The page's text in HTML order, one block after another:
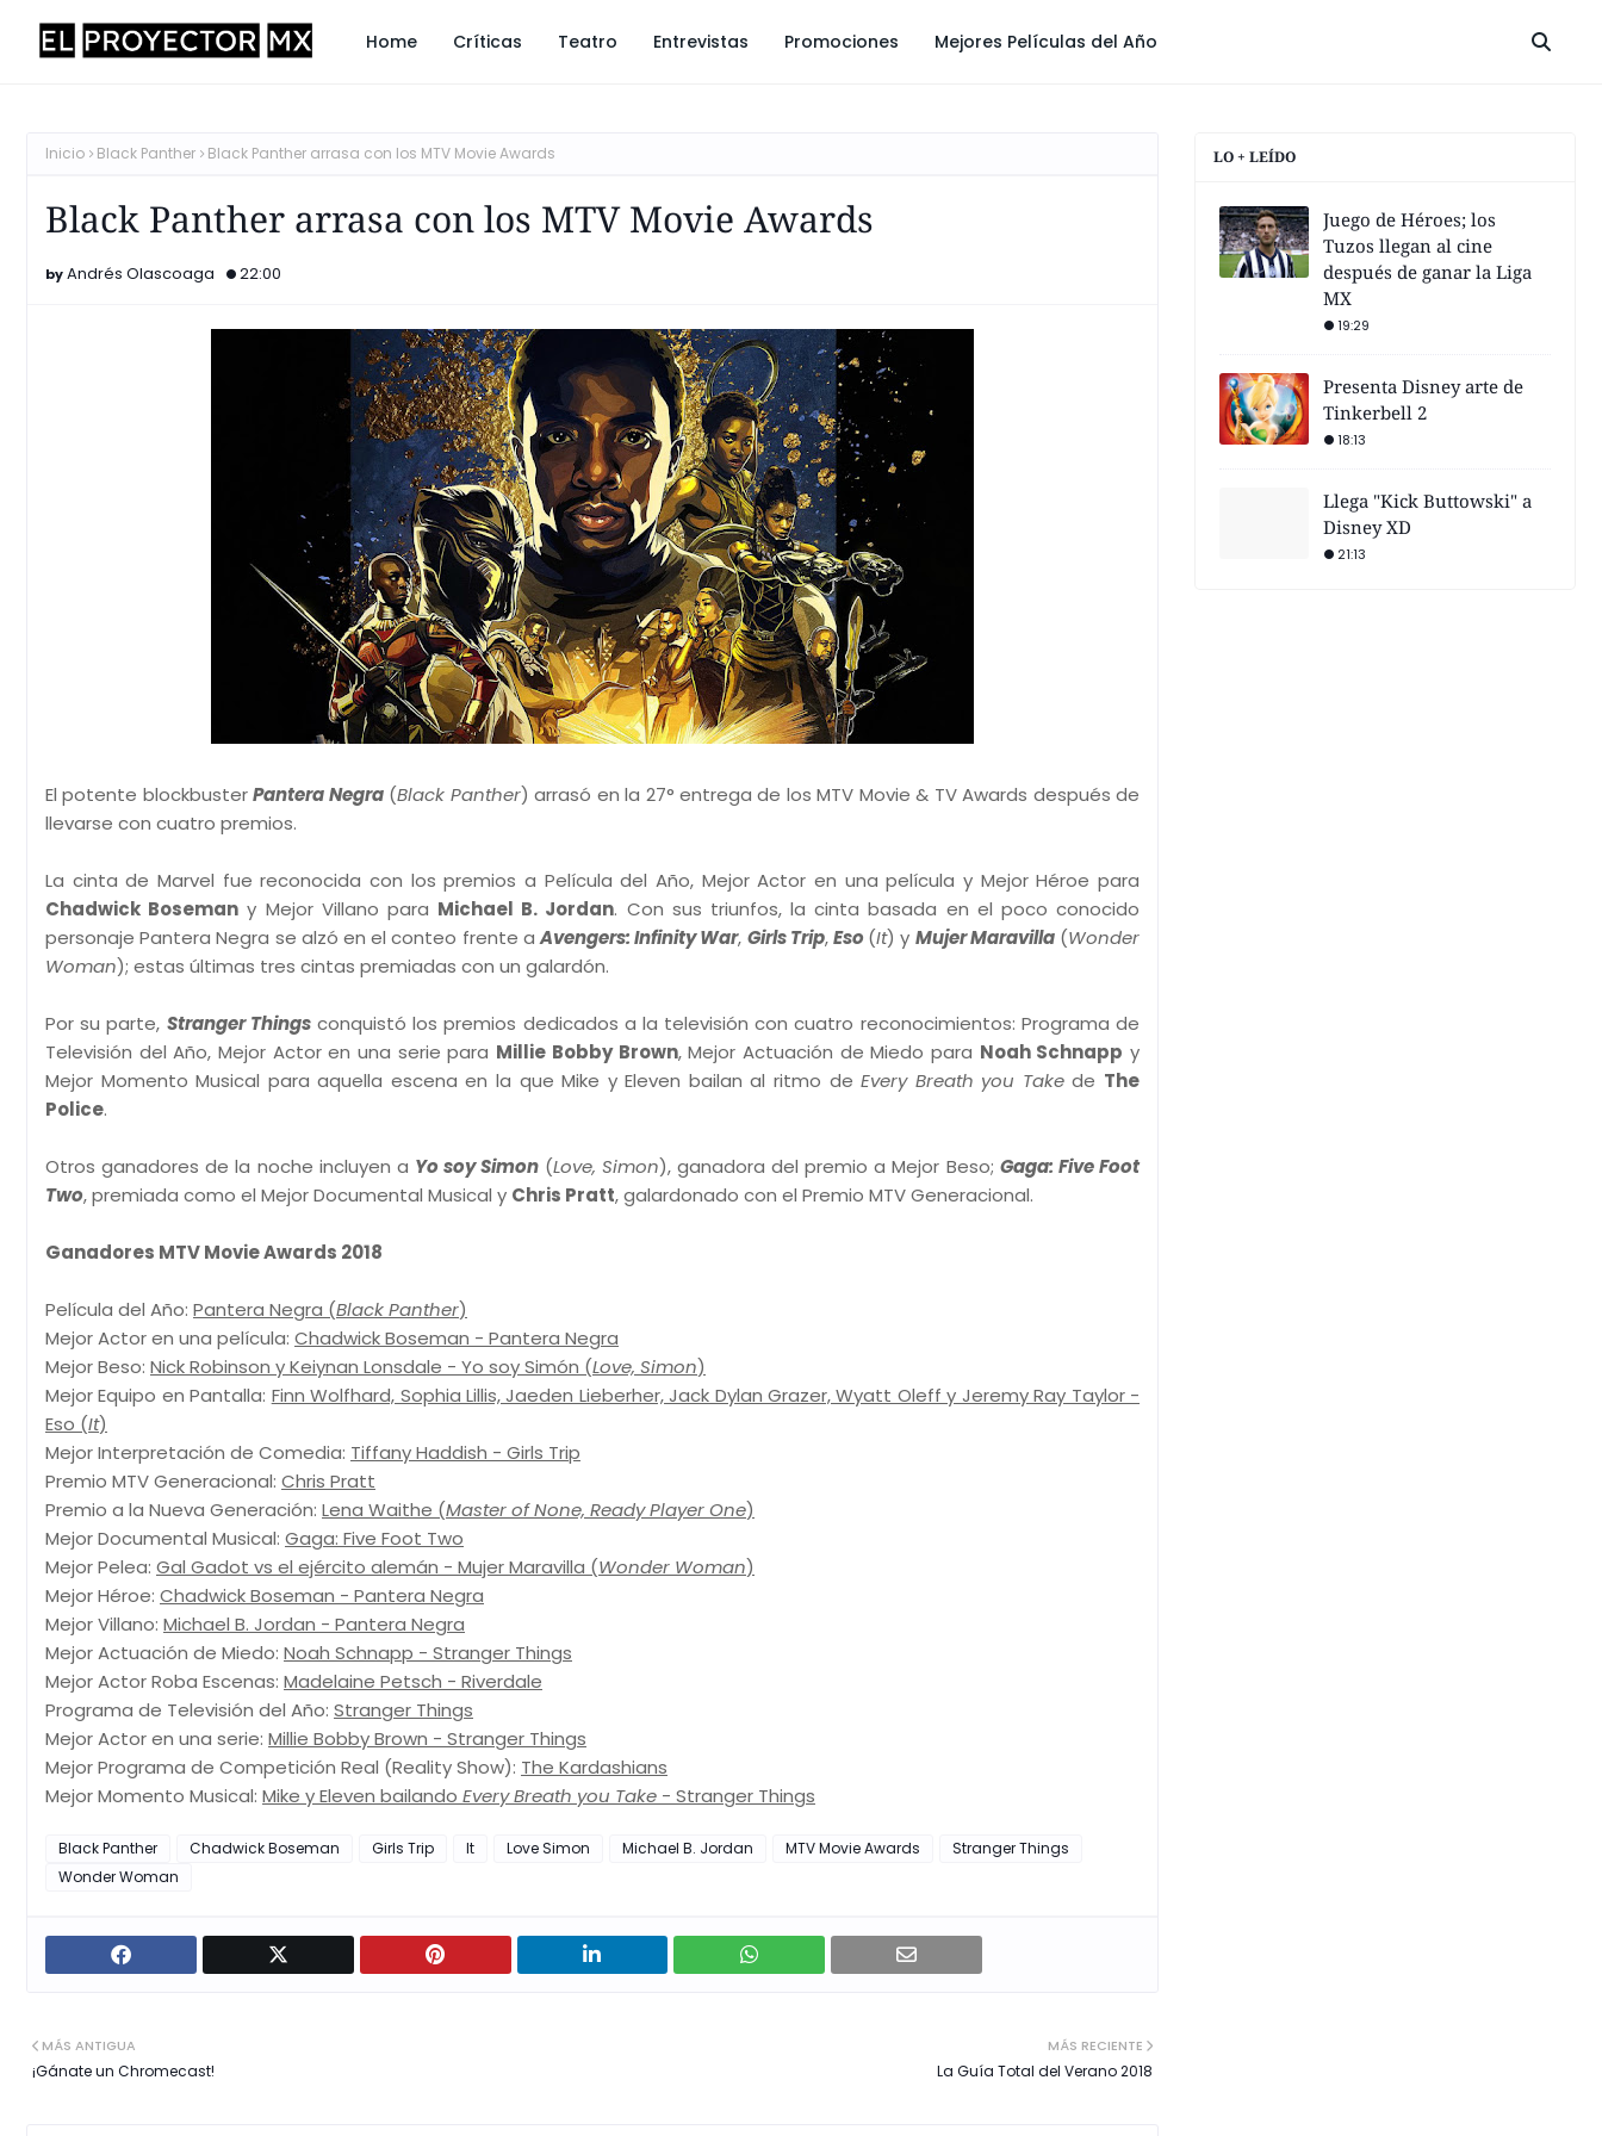
Home Críticas Teatro Entrevistas Promociones Mejores Películas del Año
Inicio Black Panther Black Panther arrasa con los MTV Movie Awards
Black Panther arrasa con los MTV Movie Awards
Andrés Olascoaga 22:00
El potente blockbusterPantera Negra(Black Panther) arrasó en la 27° entrega de los MTV Movie & TV Awards después de
llevarse con cuatro premios.
La cinta de Marvel fue reconocida con los premios a Película del Año, Mejor Actor en una película y Mejor Héroe para
Chadwick Boseman y Mejor Villano para Michael B. Jordan. Con sus triunfos, la cinta basada en el poco conocido
personaje Pantera Negra se alzó en el conteo frente aAvengers: Infinity War, Girls Trip,Eso(It) y Mujer Maravilla(Wonder
Woman); estas últimas tres cintas premiadas con un galardón.
Por su parte, Stranger Thingsconquistó los premios dedicados a la televisión con cuatro reconocimientos: Programa de
Televisión del Año, Mejor Actor en una serie para Millie Bobby Brown, Mejor Actuación de Miedo para Noah Schnapp y
Mejor Momento Musical para aquella escena en la que Mike y Eleven bailan al ritmo deEvery Breath you Takede The
Police.
Otros ganadores de la noche incluyen a Yo soy Simon (Love, Simon), ganadora del premio a Mejor Beso; Gaga: Five Foot
Two, premiada como el Mejor Documental Musical y Chris Pratt, galardonado con el Premio MTV Generacional.
Ganadores MTV Movie Awards 2018
Película del Año: Pantera Negra (Black Panther)
Mejor Actor en una película: Chadwick Boseman - Pantera Negra
Mejor Beso: Nick Robinson y Keiynan Lonsdale - Yo soy Simón (Love, Simon)
Mejor Equipo en Pantalla: Finn Wolfhard, Sophia Lillis, Jaeden Lieberher, Jack Dylan Grazer, Wyatt Oleff y Jeremy Ray Taylor -
Eso (It)
Mejor Interpretación de Comedia: Tiffany Haddish - Girls Trip
Premio MTV Generacional: Chris Pratt
Premio a la Nueva Generación: Lena Waithe (Master of None, Ready Player One)
Mejor Documental Musical: Gaga: Five Foot Two
Mejor Pelea: Gal Gadot vs el ejército alemán - Mujer Maravilla (Wonder Woman)
Mejor Héroe: Chadwick Boseman - Pantera Negra
Mejor Villano: Michael B. Jordan - Pantera Negra
Mejor Actuación de Miedo: Noah Schnapp - Stranger Things
Mejor Actor Roba Escenas: Madelaine Petsch - Riverdale
Programa de Televisión del Año: Stranger Things
Mejor Actor en una serie: Millie Bobby Brown - Stranger Things
Mejor Programa de Competición Real (Reality Show): The Kardashians
Mejor Momento Musical: Mike y Eleven bailando Every Breath you Take - Stranger Things
Black Panther Chadwick Boseman Girls Trip It Love Simon Michael B. Jordan MTV Movie Awards
Stranger Things
Wonder Woman
MÁS RECIENTE
La Guía Total del Verano 2018
MÁS ANTIGUA
¡Gánate un Chromecast!
LO + LEÍDO
Juego de Héroes; los
Tuzos llegan al cine
después de ganar la Liga
MX
19:29
Presenta Disney arte de
Tinkerbell 2
18:13
Llega "Kick Buttowski" a
Disney XD
21:13